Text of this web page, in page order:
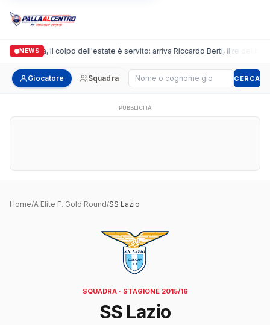
NEWS
Arpi Nova, il colpo dell'estate è servito: arriva Riccardo Berti, il re dei
Giocatore Squadra Cerca giocatore CERCA
PUBBLICITÀ
Home/A Elite F. Gold Round/SS Lazio
SQUADRA · STAGIONE 2015/16
SS Lazio